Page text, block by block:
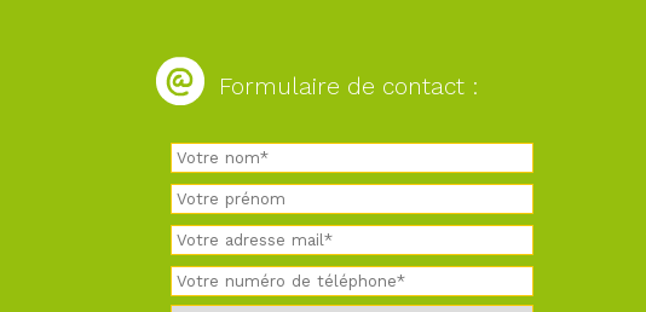
Formulaire de contact :